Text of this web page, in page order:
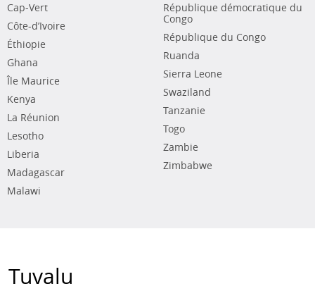
Cap-Vert
Côte-d’Ivoire
Éthiopie
Ghana
Île Maurice
Kenya
La Réunion
Lesotho
Liberia
Madagascar
Malawi
République démocratique du
Congo
République du Congo
Ruanda
Sierra Leone
Swaziland
Tanzanie
Togo
Zambie
Zimbabwe
Tuvalu